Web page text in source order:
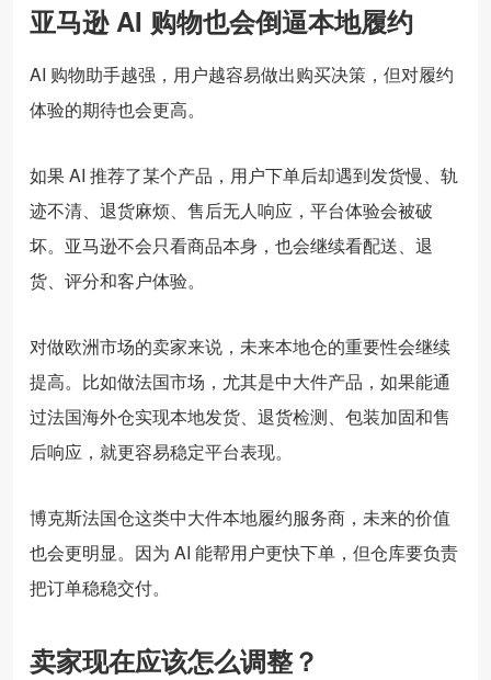
亚马逊 AI 购物也会倒逼本地履约
AI 购物助手越强，用户越容易做出购买决策，但对履约
体验的期待也会更高。
如果 AI 推荐了某个产品，用户下单后却遇到发货慢、轨
迹不清、退货麻烦、售后无人响应，平台体验会被破
坏。亚马逊不会只看商品本身，也会继续看配送、退
货、评分和客户体验。
对做欧洲市场的卖家来说，未来本地仓的重要性会继续
提高。比如做法国市场，尤其是中大件产品，如果能通
过法国海外仓实现本地发货、退货检测、包装加固和售
后响应，就更容易稳定平台表现。
博克斯法国仓这类中大件本地履约服务商，未来的价值
也会更明显。因为 AI 能帮用户更快下单，但仓库要负责
把订单稳稳交付。
卖家现在应该怎么调整？